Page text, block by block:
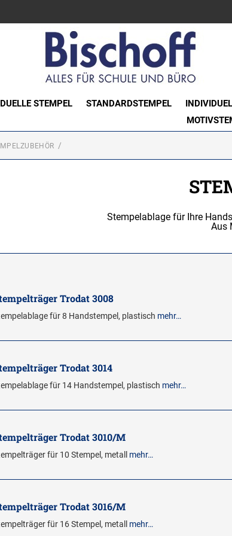
STEMPEL STANDARDSTEMPEL
Stempelablage für Ihre
Aus
Trodat 3008
für 8 Handstempel, plastisch mehr…
Trodat 3014
für 14 Handstempel, plastisch mehr…
Trodat 3010/M
für 10 Stempel, metall mehr…
Trodat 3016/M
für 16 Stempel, metall mehr…